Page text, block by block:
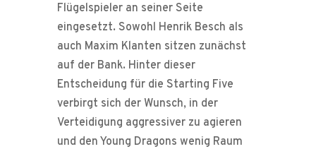
Flügelspieler an seiner Seite
eingesetzt. Sowohl Henrik Besch als
auch Maxim Klanten sitzen zunächst
auf der Bank. Hinter dieser
Entscheidung für die Starting Five
verbirgt sich der Wunsch, in der
Verteidigung aggressiver zu agieren
und den Young Dragons wenig Raum